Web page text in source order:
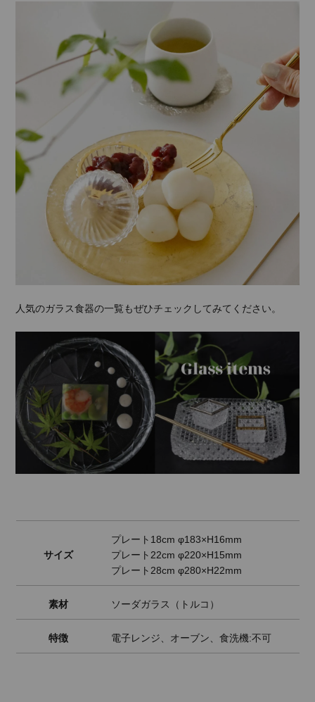
人気のガラス食器の一覧もぜひチェックしてみてください。
サイズ
プレート18cm φ183×H16mm
プレート22cm φ220×H15mm
プレート28cm φ280×H22mm
素材 ソーダガラス（トルコ）
特徴 電子レンジ、オーブン、食洗機:不可